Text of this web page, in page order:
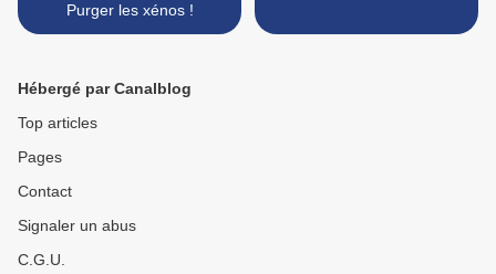
Purger les xénos !
Hébergé par Canalblog
Top articles
Pages
Contact
Signaler un abus
C.G.U.